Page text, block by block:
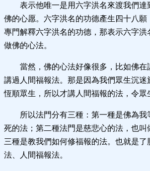
表示他唯一是用六字洪名來渡我們達
佛的心愿。六字洪名的功德產生四十八願
專門解釋六字洪名的功德，那表示六字洪
做佛的心法。
當然，佛的心法好像很多，比如佛在
講過人間福報法。那是因為我們眾生沉迷
恆順眾生，所以才講人間福報的法，令眾
所以法門分有三種：第一種是佛為
死的法；第二種法門是慈悲心的法，也叫
三種是教我們如何修福報的法。也就是了
法、人間福報法。